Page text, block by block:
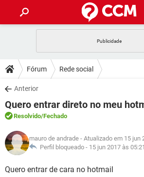
CELULAR
OUTLOOK
INSTAGRAM GMAIL
GUIA DE COMPRAS
DICAS
JOGOS
OUTLOOK
INSTAGRAM
GUIA DE COMPRAS
DOWNLOADS
JOGOS
CELULAR
OUTLOOK EXCEL
INSTAGRAM
GUIA DE COMPRAS
FÓRUM
JOGOS
CELULAR FACEBOOK
GLOSSÁRIO
JOGOS
CELULAR
Fórum Rede social
Anterior
Quero entrar direto no meu
Resolvido/Fechado
mauro de andrade - Atualizado em 15 jun
Perfil bloqueado - 15 jun 2017 às 05:21
Quero entrar de cara no hotmail